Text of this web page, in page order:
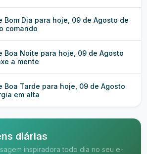
Bom Dia para hoje, 09 de Agosto de
comando
Boa Noite para hoje, 09 de Agosto
a mente
Boa Tarde para hoje, 09 de Agosto
em alta
diárias
inspiradora todo dia no seu e-